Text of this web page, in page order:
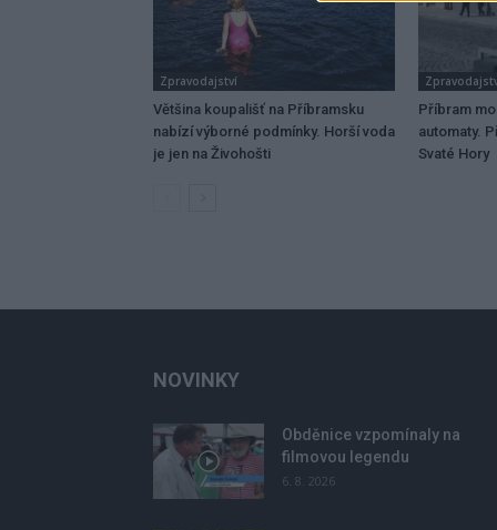
Zpravodajství
Většina koupališť na Příbramsku
nabízí výborné podmínky. Horší voda
je jen na Živohošti
Příbram
automaty.
Svaté Hory
NOVINKY
Obděnice vzpomínaly na
filmovou legendu
6. 8. 2026